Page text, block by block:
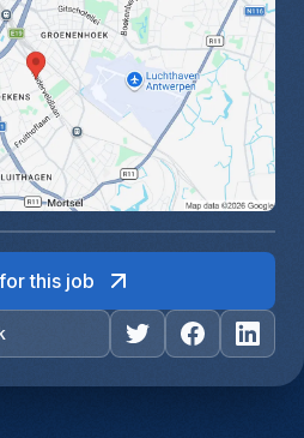
this job